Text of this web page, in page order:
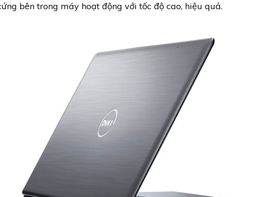
bên trong máy hoạt động với tốc độ cao, hiệu quả.